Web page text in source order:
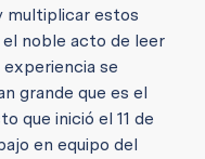
multiplicar estos
el noble acto de leer
se
grande que es el
que inició el 11 de
en equipo del